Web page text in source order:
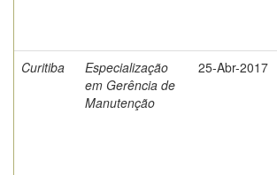
Curitiba
Especialização
em Gerência de
Manutenção
25-Abr-2017